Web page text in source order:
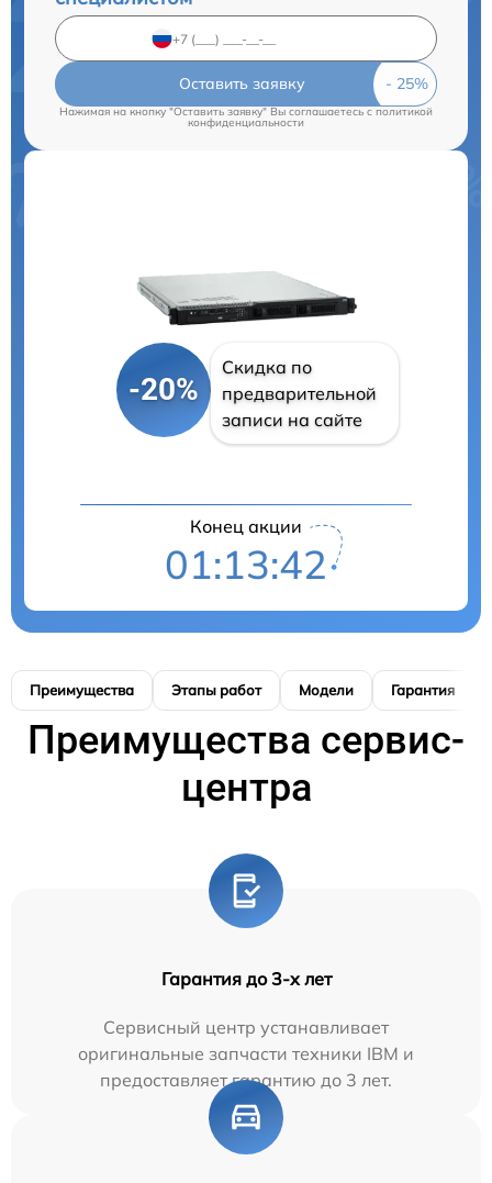
Оставить заявку
Нажимая на кнопку "Оставить заявку" Вы соглашаетесь c политикой
конфиденциальности
-20%
Скидка по
предварительной
записи на сайте
Конец акции
01:13:41
Преимущества Этапы работ Модели Гарантия
Преимущества сервис-
центра
Гарантия до 3-х лет
Сервисный центр устанавливает
оригинальные запчасти техники IBM и
предоставляет гарантию до 3 лет.